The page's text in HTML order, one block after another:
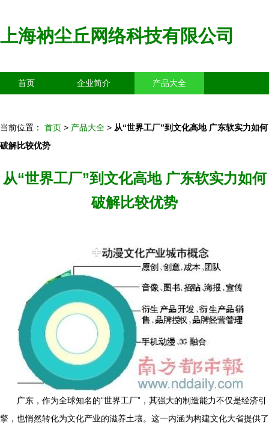
上海衲尘丘网络科技有限公司
首页 企业简介 产品大全
当前位置： 首页 > 产品大全 > 从“世界工厂”到文化高地 广东软实力如何
破解比较优势
从“世界工厂”到文化高地 广东软实力如何
破解比较优势
广东，作为全球知名的“世界工厂”，其强大的制造能力不仅是经济引
擎，也悄然转化为文化产业的滋养土壤。这一内涵为构建文化大省提供了